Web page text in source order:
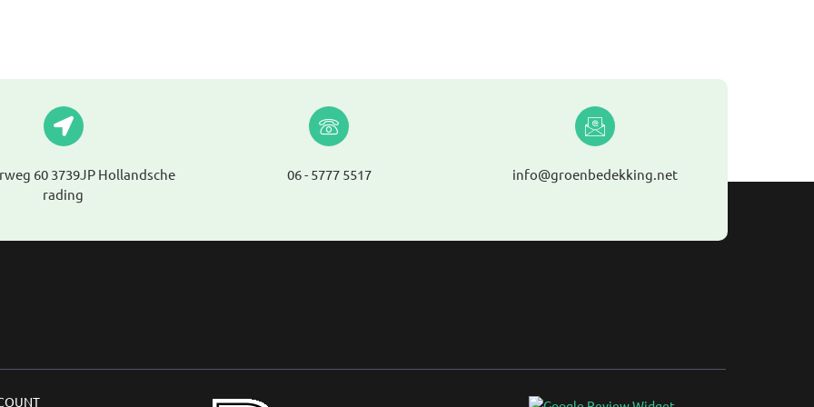
60 3739JP Hollandsche
rading
06 - 5777 5517 info@groenbedekking.net